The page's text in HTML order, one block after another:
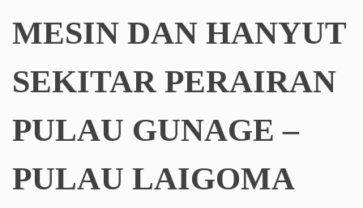
MESIN DAN HANYUT
SEKITAR PERAIRAN
PULAU GUNAGE –
PULAU LAIGOMA